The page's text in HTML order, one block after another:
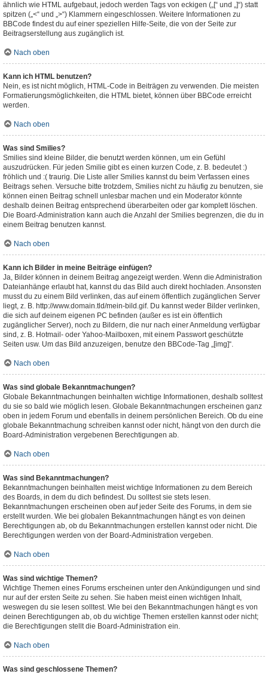
ähnlich wie HTML aufgebaut, jedoch werden Tags von eckigen („[“ und „]“) statt
spitzen („<“ und „>“) Klammern eingeschlossen. Weitere Informationen zu
BBCode findest du auf einer speziellen Hilfe-Seite, die von der Seite zur
Beitragserstellung aus zugänglich ist.
Nach oben
Kann ich HTML benutzen?
Nein, es ist nicht möglich, HTML-Code in Beiträgen zu verwenden. Die meisten
Formatierungsmöglichkeiten, die HTML bietet, können über BBCode erreicht
werden.
Nach oben
Was sind Smilies?
Smilies sind kleine Bilder, die benutzt werden können, um ein Gefühl
auszudrücken. Für jeden Smilie gibt es einen kurzen Code, z. B. bedeutet :)
fröhlich und :( traurig. Die Liste aller Smilies kannst du beim Verfassen eines
Beitrags sehen. Versuche bitte trotzdem, Smilies nicht zu häufig zu benutzen, sie
können einen Beitrag schnell unlesbar machen und ein Moderator könnte
deshalb deinen Beitrag entsprechend überarbeiten oder gar komplett löschen.
Die Board-Administration kann auch die Anzahl der Smilies begrenzen, die du in
einem Beitrag benutzen kannst.
Nach oben
Kann ich Bilder in meine Beiträge einfügen?
Ja, Bilder können in deinem Beitrag angezeigt werden. Wenn die Administration
Dateianhänge erlaubt hat, kannst du das Bild auch direkt hochladen. Ansonsten
musst du zu einem Bild verlinken, das auf einem öffentlich zugänglichen Server
liegt, z. B. http://www.domain.tld/mein-bild.gif. Du kannst weder Bilder verlinken,
die sich auf deinem eigenen PC befinden (außer es ist ein öffentlich
zugänglicher Server), noch zu Bildern, die nur nach einer Anmeldung verfügbar
sind, z. B. Hotmail- oder Yahoo-Mailboxen, mit einem Passwort geschützte
Seiten usw. Um das Bild anzuzeigen, benutze den BBCode-Tag „[img]“.
Nach oben
Was sind globale Bekanntmachungen?
Globale Bekanntmachungen beinhalten wichtige Informationen, deshalb solltest
du sie so bald wie möglich lesen. Globale Bekanntmachungen erscheinen ganz
oben in jedem Forum und ebenfalls in deinem persönlichen Bereich. Ob du eine
globale Bekanntmachung schreiben kannst oder nicht, hängt von den durch die
Board-Administration vergebenen Berechtigungen ab.
Nach oben
Was sind Bekanntmachungen?
Bekanntmachungen beinhalten meist wichtige Informationen zu dem Bereich
des Boards, in dem du dich befindest. Du solltest sie stets lesen.
Bekanntmachungen erscheinen oben auf jeder Seite des Forums, in dem sie
erstellt wurden. Wie bei globalen Bekanntmachungen hängt es von deinen
Berechtigungen ab, ob du Bekanntmachungen erstellen kannst oder nicht. Die
Berechtigungen werden von der Board-Administration vergeben.
Nach oben
Was sind wichtige Themen?
Wichtige Themen eines Forums erscheinen unter den Ankündigungen und sind
nur auf der ersten Seite zu sehen. Sie haben meist einen wichtigen Inhalt,
weswegen du sie lesen solltest. Wie bei den Bekanntmachungen hängt es von
deinen Berechtigungen ab, ob du wichtige Themen erstellen kannst oder nicht;
die Berechtigungen stellt die Board-Administration ein.
Nach oben
Was sind geschlossene Themen?